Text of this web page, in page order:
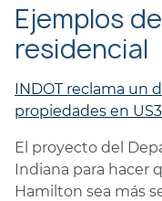
Ejemplos
residencial
INDOT reclama un
propiedades en
El proyecto del
Indiana para hacer
Hamilton sea más